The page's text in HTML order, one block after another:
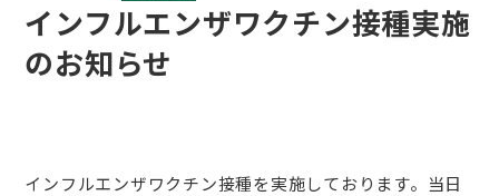
インフルエンザワクチン接種実施
のお知らせ
インフルエンザワクチン接種を実施しております。当日